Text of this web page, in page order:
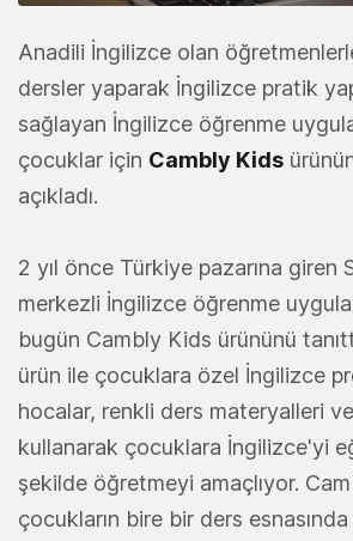
Anadili İngilizce olan
dersler yaparak İngilizce pratik
sağlayan İngilizce öğrenme
çocuklar için Cambly Kids
açıkladı.
2 yıl önce Türkiye pazarına giren
merkezli İngilizce öğrenme
bugün Cambly Kids ürününü
ürün ile çocuklara özel İngilizce
hocalar, renkli ders materyalleri
kullanarak çocuklara İngilizce'yi
şekilde öğretmeyi amaçlıyor.
çocukların bire bir ders